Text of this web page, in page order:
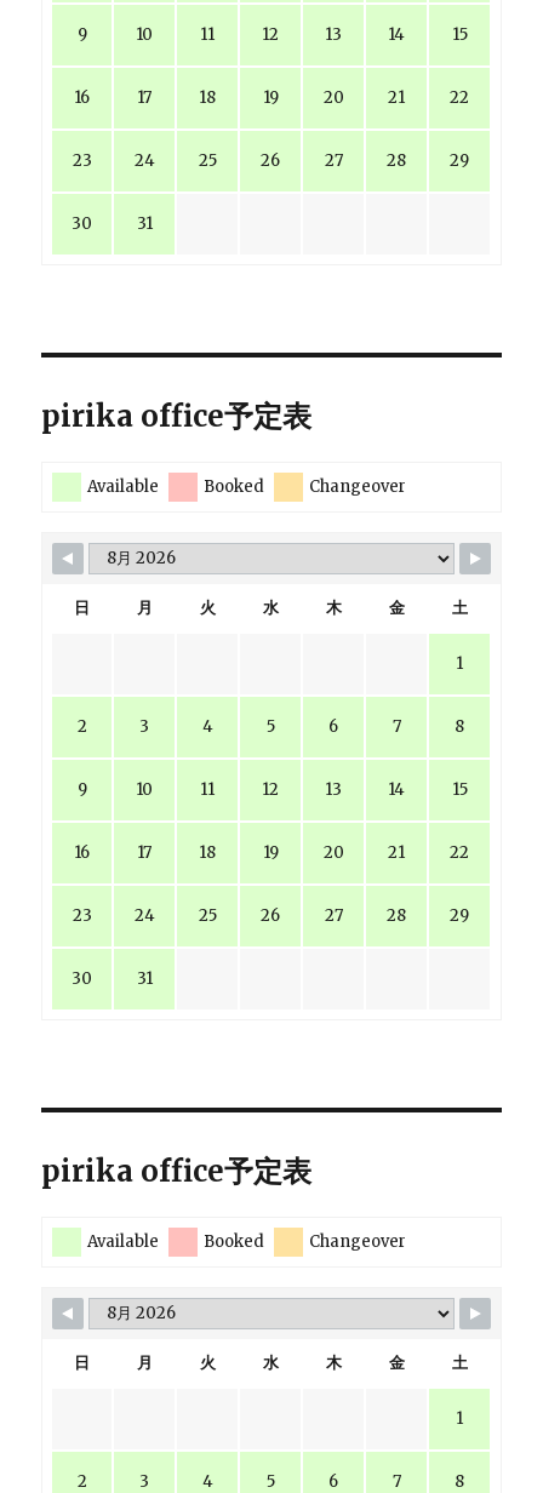
9 10 11 12 13 14 15
16 17 18 19 20 21 22
23 24 25 26 27 28 29
30 31
pirika office予定表
Available Booked Changeover
日 月 火 水 木 金 土
1
2 3 4 5 6 7 8
9 10 11 12 13 14 15
16 17 18 19 20 21 22
23 24 25 26 27 28 29
30 31
pirika office予定表
Available Booked Changeover
日 月 火 水 木 金 土
1
2 3 4 5 6 7 8